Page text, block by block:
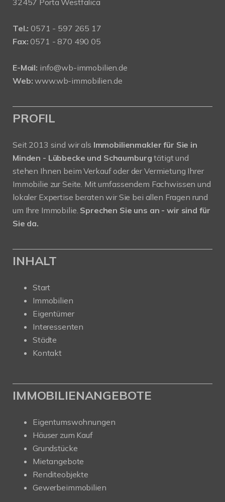
Tel.: 0571 - 597 265 17
Fax: 0571 - 870 490 05
E-Mail: info@wb-immobilien.de
Web: www.wb-immobilien.de
PROFIL
Seit 2013 sind wir als Immobilienmakler für Sie in
Minden - Lübbecke und Schaumburgtätigt und
stehen Ihnen beim Verkauf oder der Vermietung Ihrer
Immobilie zur Seite. Mit umfassendem Fachwissen und
lokaler Expertise beraten wir Sie bei allen Fragen rund
um Ihre Immobilie. Sprechen Sie uns an - wir sind für
Sie da.
INHALT
Start
Immobilien
Eigentümer
Interessenten
Städte
Kontakt
IMMOBILIENANGEBOTE
Eigentumswohnungen
Häuser zum Kauf
Grundstücke
Mietangebote
Renditeobjekte
Gewerbeimmobilien